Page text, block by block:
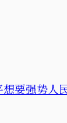
想要强势人